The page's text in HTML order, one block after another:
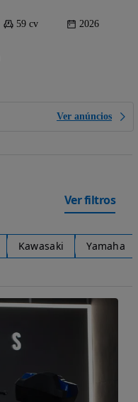
59 cv 2026
Ver anúncios
Ver filtros
Kawasaki Yamaha